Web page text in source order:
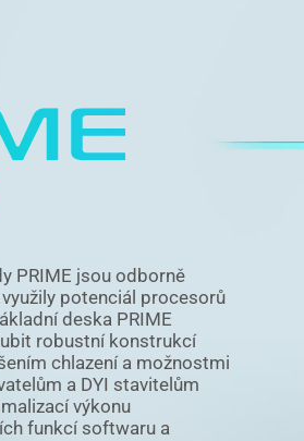
PRIME jsou odborně
potenciál procesorů
deska PRIME
robustní konstrukcí
chlazení a možnostmi
a DYI stavitelům
výkonu
funkcí softwaru a